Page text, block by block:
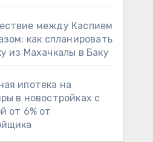
между Каспием
как спланировать
из Махачкалы в Баку
ипотека на
в новостройках с
от 6% от